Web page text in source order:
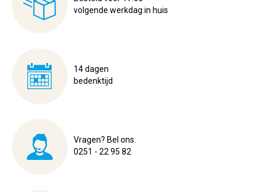
volgende werkdag in huis
14 dagen
bedenktijd
Vragen? Bel ons.
0251 - 22 95 82